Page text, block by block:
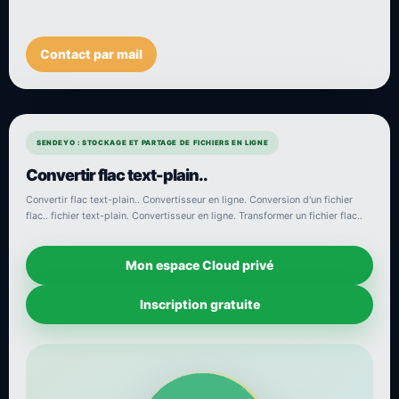
Contact par mail
SENDEYO : STOCKAGE ET PARTAGE DE FICHIERS EN LIGNE
Convertir flac text-plain..
Convertir flac text-plain.. Convertisseur en ligne. Conversion d'un fichier
flac.. fichier text-plain. Convertisseur en ligne. Transformer un fichier flac..
Mon espace Cloud privé
Inscription gratuite